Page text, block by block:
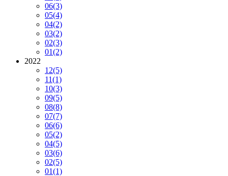
06(3)
05(4)
04(2)
03(2)
02(3)
01(2)
2022
12(5)
11(1)
10(3)
09(5)
08(8)
07(7)
06(6)
05(2)
04(5)
03(6)
02(5)
01(1)